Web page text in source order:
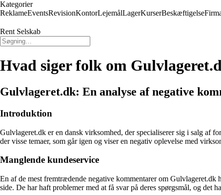
Kategorier
ReklameEventsRevisionKontorLejemålLagerKurserBeskæftigelse
Rent Selskab
Hvad siger folk om
Gulvlageret.dk: En analyse af negative
Introduktion
Gulvlageret.dk er en dansk virksomhed, der specialiserer sig i salg
der visse temaer, som går igen og viser en negativ oplevelse med
Manglende kundeservice
En af de mest fremtrædende negative kommentarer om
side. De har haft problemer med at få svar på deres spørgsmål, og